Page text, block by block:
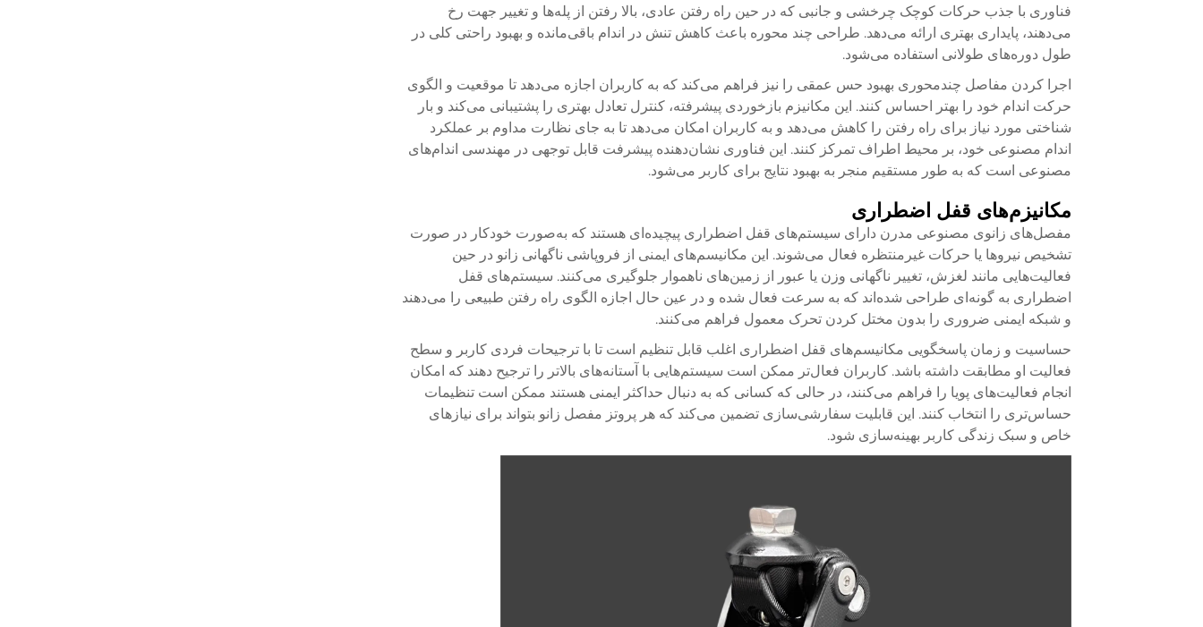
فناوری با جذب حرکات کوچک چرخشی و جانبی که در حین راه رفتن عادی، بالا رفتن از پله‌ها و تغییر جهت رخ
می‌دهند، پایداری بهتری ارائه می‌دهد. طراحی چند محوره باعث کاهش تنش در اندام باقی‌مانده و بهبود راحتی کلی در
طول دوره‌های طولانی استفاده می‌شود.
اجرا کردن مفاصل چندمحوری بهبود حس عمقی را نیز فراهم می‌کند که به کاربران اجازه می‌دهد تا موقعیت و الگوی
حرکت اندام خود را بهتر احساس کنند. این مکانیزم بازخوردی پیشرفته، کنترل تعادل بهتری را پشتیبانی می‌کند و بار
شناختی مورد نیاز برای راه رفتن را کاهش می‌دهد و به کاربران امکان می‌دهد تا به جای نظارت مداوم بر عملکرد
اندام مصنوعی خود، بر محیط اطراف تمرکز کنند. این فناوری نشان‌دهنده پیشرفت قابل توجهی در مهندسی اندام‌های
مصنوعی است که به طور مستقیم منجر به بهبود نتایج برای کاربر می‌شود.
مکانیزم‌های قفل اضطراری
مفصل‌های زانوی مصنوعی مدرن دارای سیستم‌های قفل اضطراری پیچیده‌ای هستند که به‌صورت خودکار در صورت
تشخیص نیروها یا حرکات غیرمنتظره فعال می‌شوند. این مکانیسم‌های ایمنی از فروپاشی ناگهانی زانو در حین
فعالیت‌هایی مانند لغزش، تغییر ناگهانی وزن یا عبور از زمین‌های ناهموار جلوگیری می‌کنند. سیستم‌های قفل
اضطراری به گونه‌ای طراحی شده‌اند که به سرعت فعال شده و در عین حال اجازه الگوی راه رفتن طبیعی را می‌دهند
و شبکه ایمنی ضروری را بدون مختل کردن تحرک معمول فراهم می‌کنند.
حساسیت و زمان پاسخگویی مکانیسم‌های قفل اضطراری اغلب قابل تنظیم است تا با ترجیحات فردی کاربر و سطح
فعالیت او مطابقت داشته باشد. کاربران فعال‌تر ممکن است سیستم‌هایی با آستانه‌های بالاتر را ترجیح دهند که امکان
انجام فعالیت‌های پویا را فراهم می‌کنند، در حالی که کسانی که به دنبال حداکثر ایمنی هستند ممکن است تنظیمات
حساس‌تری را انتخاب کنند. این قابلیت سفارشی‌سازی تضمین می‌کند که هر پروتز مفصل زانو بتواند برای نیازهای
خاص و سبک زندگی کاربر بهینه‌سازی شود.